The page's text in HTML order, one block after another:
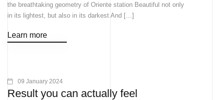
the breathtaking geometry of Oriente station Beautiful not only
in its lightest, but also in its darkest And […]
Learn more
09 January 2024
Result you can actually feel